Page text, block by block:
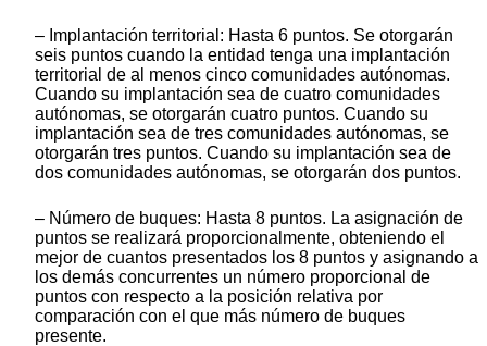
– Implantación territorial: Hasta 6 puntos. Se otorgarán
seis puntos cuando la entidad tenga una implantación
territorial de al menos cinco comunidades autónomas.
Cuando su implantación sea de cuatro comunidades
autónomas, se otorgarán cuatro puntos. Cuando su
implantación sea de tres comunidades autónomas, se
otorgarán tres puntos. Cuando su implantación sea de
dos comunidades autónomas, se otorgarán dos puntos.
– Número de buques: Hasta 8 puntos. La asignación de
puntos se realizará proporcionalmente, obteniendo el
mejor de cuantos presentados los 8 puntos y asignando a
los demás concurrentes un número proporcional de
puntos con respecto a la posición relativa por
comparación con el que más número de buques
presente.